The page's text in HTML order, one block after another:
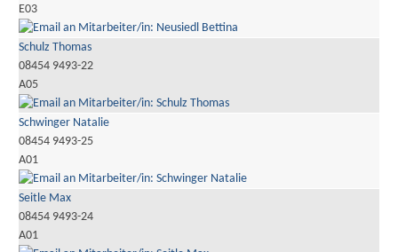
E03
Schulz Thomas
08454 9493-22
A05
Schwinger Natalie
08454 9493-25
A01
Seitle Max
08454 9493-24
A01